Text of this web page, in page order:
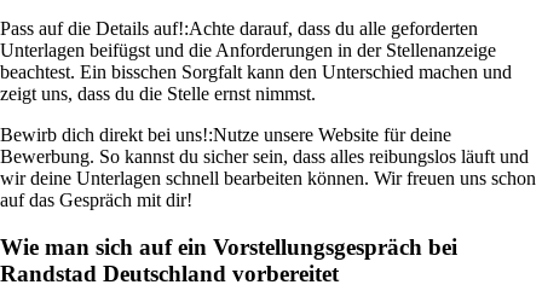
Pass auf die Details auf!:Achte darauf, dass du alle geforderten
Unterlagen beifügst und die Anforderungen in der Stellenanzeige
beachtest. Ein bisschen Sorgfalt kann den Unterschied machen und
zeigt uns, dass du die Stelle ernst nimmst.
Bewirb dich direkt bei uns!:Nutze unsere Website für deine
Bewerbung. So kannst du sicher sein, dass alles reibungslos läuft und
wir deine Unterlagen schnell bearbeiten können. Wir freuen uns schon
auf das Gespräch mit dir!
Wie man sich auf ein Vorstellungsgespräch bei
Randstad Deutschland vorbereitet